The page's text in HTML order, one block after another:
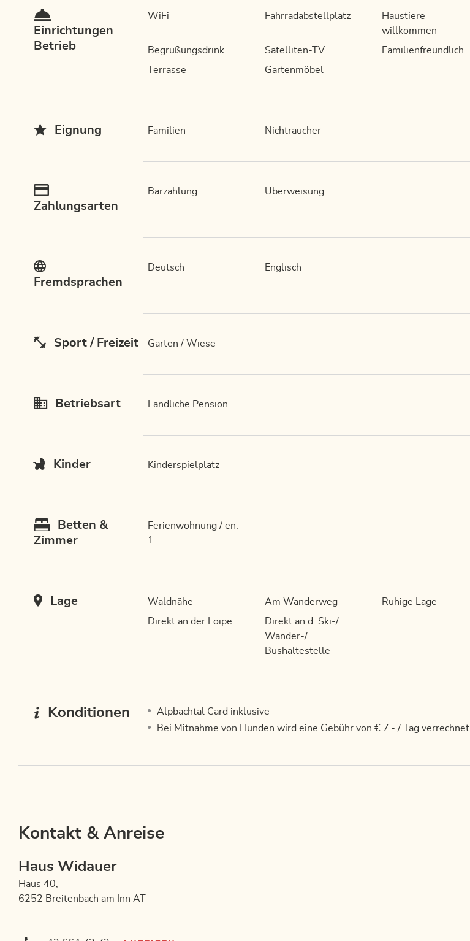
Einrichtungen
Betrieb
WiFi Fahrradabstellplatz
Haustiere
willkommen
Begrüßungsdrink
Satelliten-TV
Familienfreundlich
Terrasse
Gartenmöbel
Eignung Familien Nichtraucher
Zahlungsarten
Barzahlung Überweisung
Fremdsprachen
Deutsch Englisch
Sport / Freizeit Garten / Wiese
Betriebsart Ländliche Pension
Kinder Kinderspielplatz
Betten &
Zimmer
Ferienwohnung / en:
1
Lage Waldnähe Am Wanderweg
Ruhige Lage
Direkt an der Loipe
Direkt an d. Ski-/
Wander-/
Bushaltestelle
Konditionen
Alpbachtal Card inklusive
Bei Mitnahme von Hunden wird eine Gebühr von € 7.- / Tag verrechnet
Kontakt & Anreise
Haus Widauer
Haus 40,
6252 Breitenbach am Inn AT